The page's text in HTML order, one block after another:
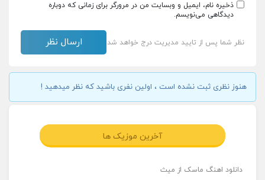
ذخیره نام، ایمیل و وبسایت من در مرورگر برای زمانی که دوباره
دیدگاهی می‌نویسم.
نظر شما پس از تایید مدیریت درج خواهد شد
هنوز نظری ثبت نشده است ، اولین نفری باشید که نظر میدهید !
آخرین موزیک ها
دانلود اهنگ ماسک از میث